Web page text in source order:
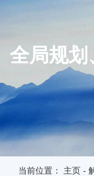
全局规划
当前位置： 主页 -